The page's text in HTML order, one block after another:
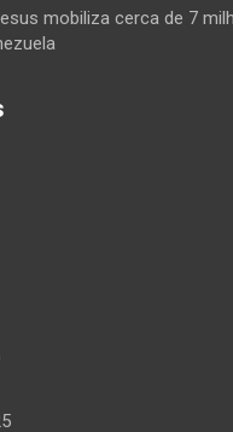
mobiliza cerca de 7